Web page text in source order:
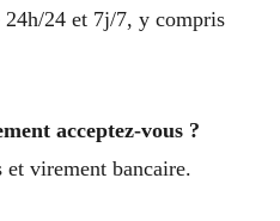
24 et 7j/7, y compris
acceptez-vous ?
et virement bancaire.